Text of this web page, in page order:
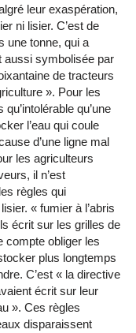
leur exaspération,
ni lisier. C’est de
une tonne, qui a
aussi symbolisée par
de tracteurs
». Pour les
qu’une
l’eau qui coule
d’une ligne mal
les agriculteurs
il n’est
règles qui
« fumier à l’abris
écrit sur les grilles de
compte obliger les
plus longtemps
C’est « la directive
écrit sur leur
». Ces règles
disparaissent